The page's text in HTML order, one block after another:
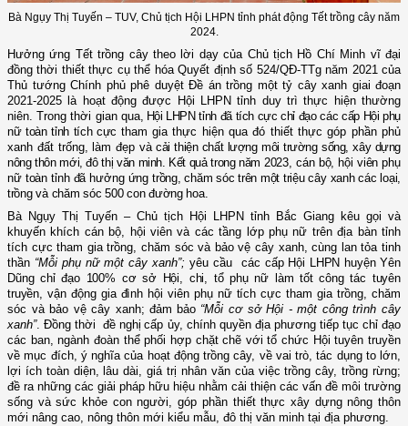
Bà Ngụy Thị Tuyến – TUV, Chủ tịch Hội LHPN tỉnh phát động Tết trồng cây năm
2024.
Hưởng ứng Tết trồng cây theo lời dạy của Chủ tịch Hồ Chí Minh vĩ đại
đồng thời thiết thực cụ thể hóaQuyết định số 524/QĐ-TTg năm 2021 của
Thủ tướng Chính phủ phê duyệt Đề án trồng một tỷ cây xanh giai đoạn
2021-2025 là hoạt động được Hội LHPN tỉnh duy trì thực hiện thường
niên. Trong thời gian qua, Hội LHPN tỉnh đã tích cực chỉ đạo các cấp Hội phụ
nữ toàn tỉnh tích cực tham gia thực hiện qua đó thiết thực góp phần phủ
xanh đất trống, làm đẹp vàcải thiện chất lượng môi trường sống,xây dựng
nông thôn mới, đô thị văn minh. Kết quả trong năm 2023, cán bộ, hội viên phụ
nữ toàn tỉnh đã hưởng ứngtrồng, chăm sóc trên một triệu cây xanh các loại,
trồng và chăm sóc 500 con đường hoa.
Bà Ngụy Thị Tuyến – Chủ tịch Hội LHPN tỉnh Bắc Giang kêu gọi và
khuyến khích cán bộ, hội viên vàcác tầng lớp phụ nữ trên địa bàn tỉnh
tích cực tham gia trồng, chăm sóc và bảo vệ cây xanh, cùng lan tỏa tinh
thần “Mỗi phụ nữ một cây xanh”;yêu cầucác cấp Hội LHPN huyện Yên
Dũng chỉ đạo 100% cơ sở Hội, chi, tổ phụ nữ làm tốt công tác tuyên
truyền, vận động gia đình hội viên phụ nữ tích cực tham gia trồng, chăm
sóc và bảo vệ cây xanh; đảm bảo “Mỗi cơ sở Hội - một công trình cây
xanh”. Đồng thời đề nghịcấp ủy, chính quyền địa phương tiếp tục chỉ đạo
các ban, ngành đoàn thể phối hợp chặt chẽ với tổ chức Hội tuyên truyền
vềmục đích, ý nghĩa của hoạt động trồng cây, về vai trò, tác dụng to lớn,
lợi ích toàn diện, lâu dài, giá trị nhân văn của việc trồng cây, trồng rừng;
đề ra những các giải pháp hữu hiệu nhằm cải thiện các vấn đề môi trường
sống và sức khỏe con người, góp phần thiết thực xây dựng nông thôn
mới nâng cao, nông thôn mới kiểu mẫu, đô thị văn minh tại địa phương.